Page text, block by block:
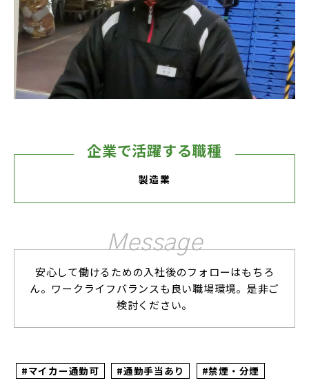
企業で活躍する職種
製造業
Message
安心して働けるための入社後のフォローはもちろ
ん。ワークライフバランスも良い職場環境。是非ご
検討ください。
#マイカー通勤可 #通勤手当あり
#禁煙・分煙